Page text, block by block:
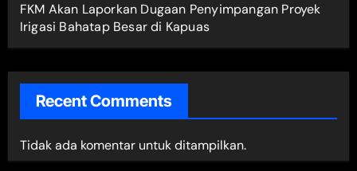
FKM Akan Laporkan Dugaan Penyimpangan Proyek
Irigasi Bahatap Besar di Kapuas
Recent Comments
Tidak ada komentar untuk ditampilkan.